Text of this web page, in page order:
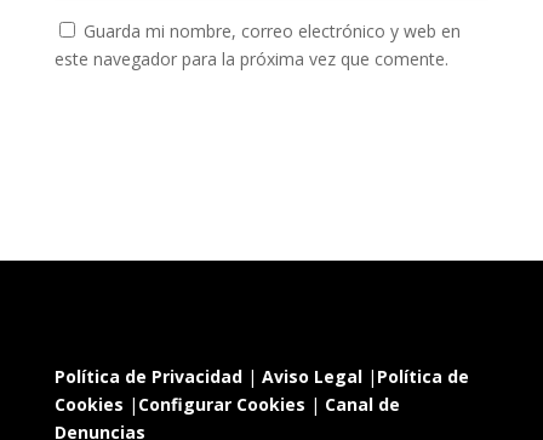
Guarda mi nombre, correo electrónico y web en
este navegador para la próxima vez que comente.
Política de Privacidad| Aviso Legal| Política de
Cookies | Configurar Cookies | Canal de
Denuncias